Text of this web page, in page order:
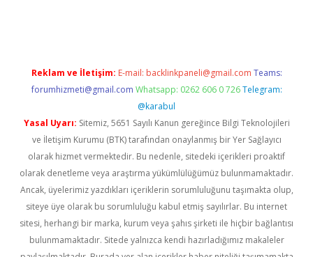
Reklam ve İletişim: E-mail: backlinkpaneli@gmail.com Teams:
forumhizmeti@gmail.com Whatsapp: 0262 606 0 726 Telegram:
@karabul
Yasal Uyarı: Sitemiz, 5651 Sayılı Kanun gereğince Bilgi Teknolojileri
ve İletişim Kurumu (BTK) tarafından onaylanmış bir Yer Sağlayıcı
olarak hizmet vermektedir. Bu nedenle, sitedeki içerikleri proaktif
olarak denetleme veya araştırma yükümlülüğümüz bulunmamaktadır.
Ancak, üyelerimiz yazdıkları içeriklerin sorumluluğunu taşımakta olup,
siteye üye olarak bu sorumluluğu kabul etmiş sayılırlar. Bu internet
sitesi, herhangi bir marka, kurum veya şahıs şirketi ile hiçbir bağlantısı
bulunmamaktadır. Sitede yalnızca kendi hazırladığımız makaleler